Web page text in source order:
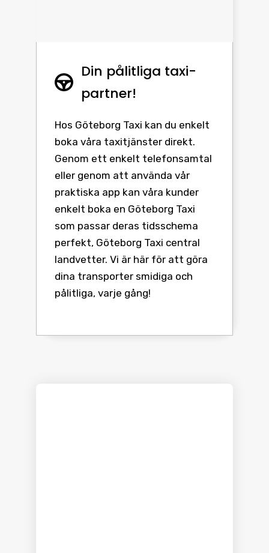
Din pålitliga taxi-
partner!
Hos Göteborg Taxi kan du enkelt
boka våra taxitjänster direkt.
Genom ett enkelt telefonsamtal
eller genom att använda vår
praktiska app kan våra kunder
enkelt boka en Göteborg Taxi
som passar deras tidsschema
perfekt, Göteborg Taxi central
landvetter. Vi är här för att göra
dina transporter smidiga och
pålitliga, varje gång!